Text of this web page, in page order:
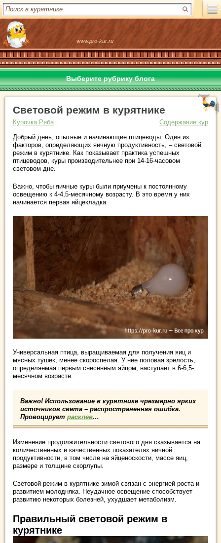
www.pro-kur.ru
Выберите рубрику блога
Световой режим в курятнике
Курочка Ряба
Содержание кур
Добрый день, опытные и начинающие птицеводы. Один из
факторов, определяющих яичную продуктивность, – световой
режим в курятнике. Как показывает практика успешных
птицеводов, куры производительнее при 14-16-часовом
световом дне.
Важно, чтобы яичные куры были приучены к постоянному
освещению к 4-4,5-месячному возрасту. В это время у них
начинается первая яйцекладка.
Универсальная птица, выращиваемая для получения яиц и
мясных тушек, менее скороспелая. У нее половая зрелость,
определяемая первым снесенным яйцом, наступает в 6-6,5-
месячном возрасте.
Важно! Использование в курятнике чрезмерно ярких
источников света – распространенная ошибка.
Провоцирует расклев…
Изменение продолжительности светового дня сказывается на
количественных и качественных показателях яичной
продуктивности, в том числе на яйценоскости, массе яиц,
размере и толщине скорлупы.
Световой режим в курятнике зимой связан с энергией роста и
развитием молодняка. Неудачное освещение способствует
развитию некоторых болезней, ухудшает метаболизм.
Правильный световой режим в
курятнике